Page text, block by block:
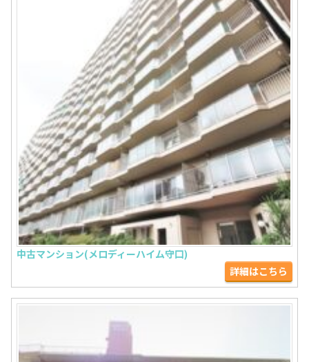
中古マンション(メロディーハイム守口)
詳細はこちら